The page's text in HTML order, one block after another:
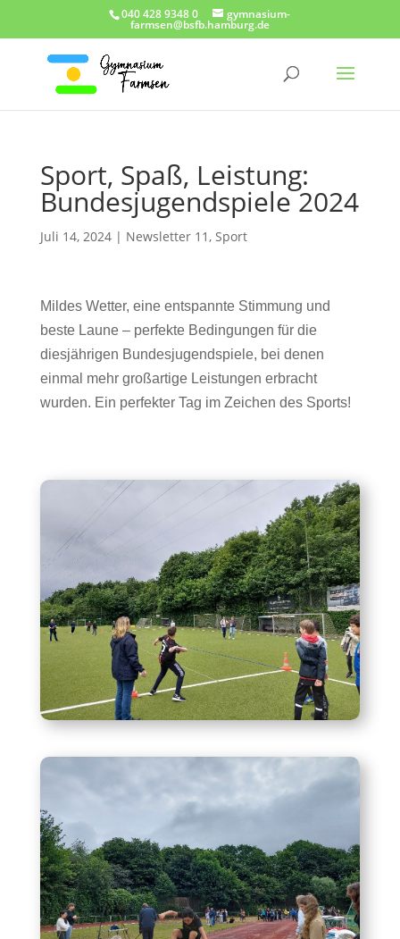
040 428 9348 0 gymnasium-
farmsen@bsfb.hamburg.de
Sport, Spaß, Leistung:
Bundesjugendspiele 2024
Juli 14, 2024| Newsletter 11, Sport
Mildes Wetter, eine entspannte Stimmung und
beste Laune – perfekte Bedingungen für die
diesjährigen Bundesjugendspiele, bei denen
einmal mehr großartige Leistungen erbracht
wurden. Ein perfekter Tag im Zeichen des Sports!